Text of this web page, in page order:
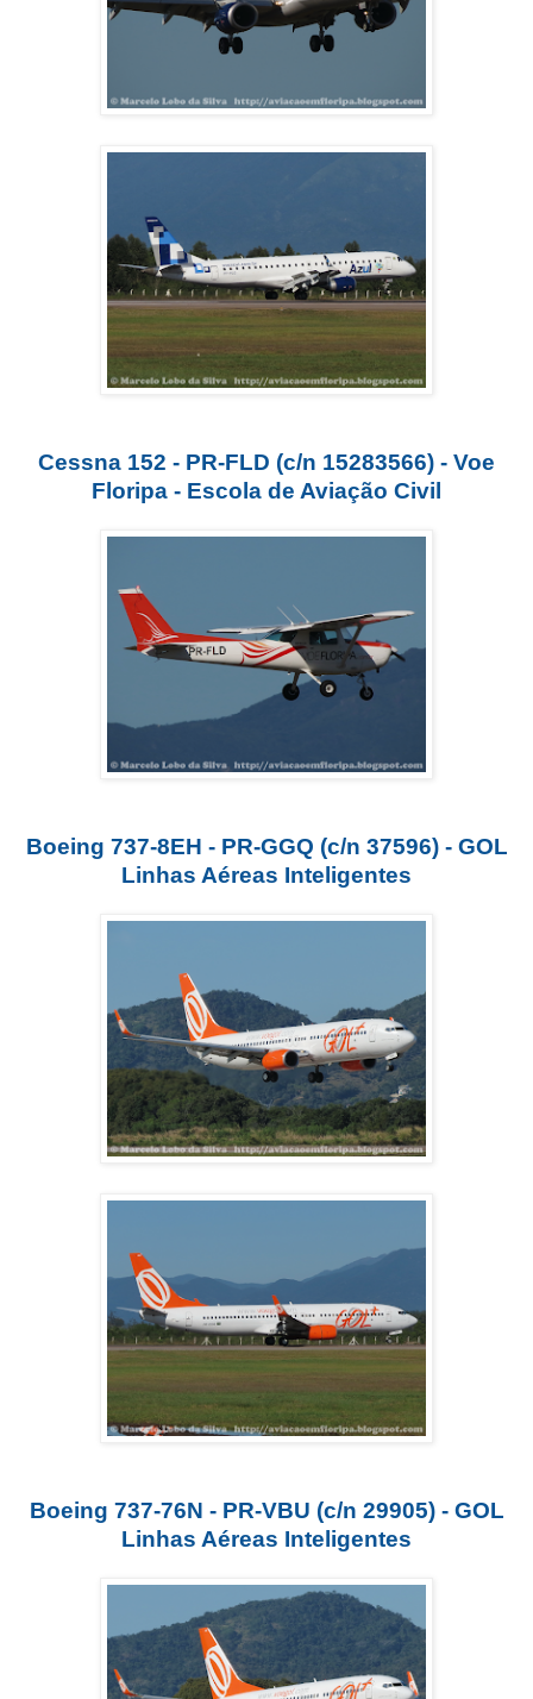
Cessna 152 - PR-FLD (c/n 15283566) - Voe
Floripa - Escola de Aviação Civil
Boeing 737-8EH - PR-GGQ (c/n 37596) - GOL
Linhas Aéreas Inteligentes
Boeing 737-76N - PR-VBU (c/n 29905) - GOL
Linhas Aéreas Inteligentes